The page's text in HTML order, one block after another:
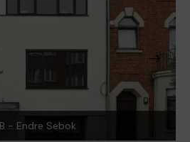
- Endre Sebok